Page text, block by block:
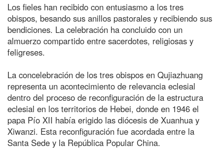
Los fieles han recibido con entusiasmo a los tres
obispos, besando sus anillos pastorales y recibiendo sus
bendiciones. La celebración ha concluido con un
almuerzo compartido entre sacerdotes, religiosas y
feligreses.
La concelebración de los tres obispos en Qujiazhuang
representa un acontecimiento de relevancia eclesial
dentro del proceso de reconfiguración de la estructura
eclesial en los territorios de Hebei, donde en 1946 el
papa Pío XII había erigido las diócesis de Xuanhua y
Xiwanzi. Esta reconfiguración fue acordada entre la
Santa Sede y la República Popular China.